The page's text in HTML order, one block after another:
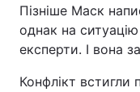
Пізніше Маск
однак на ситуацію
експерти. І вона
Конфлікт встигли